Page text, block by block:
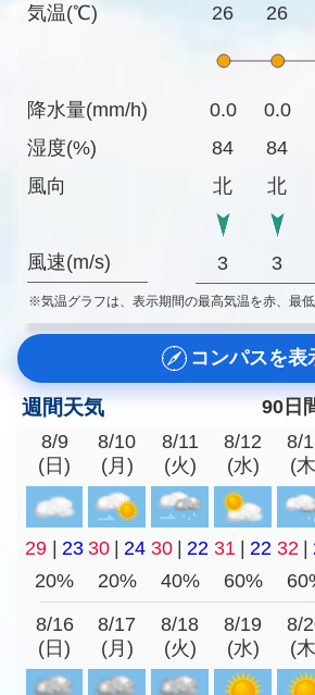
気温(℃)
降水量(mm/h)
湿度(%)
風向
風速(m/s)
26 26
0.0 0.0
84
84
北
北
3 3
※気温グラフは、表示期間の最高気温を赤、最低
コンパスを表
週間天気
90日
8/9
(日)
8/10
(月)
8/11
(火)
8/12
(水)
8/
(
29 | 23 30 | 24 30 | 22 31 | 22 32 |
20%
20% 40% 60%
8/16
(日)
8/17
(月)
8/18
(火)
8/19
(水)
8/
(